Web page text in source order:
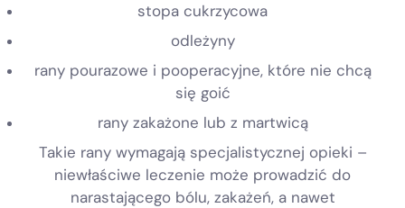
stopa cukrzycowa
odleżyny
rany pourazowe i pooperacyjne, które nie chcą
się goić
rany zakażone lub z martwicą
Takie rany wymagają specjalistycznej opieki –
niewłaściwe leczenie może prowadzić do
narastającego bólu, zakażeń, a nawet